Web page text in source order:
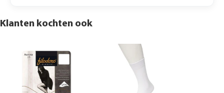
Klanten kochten ook